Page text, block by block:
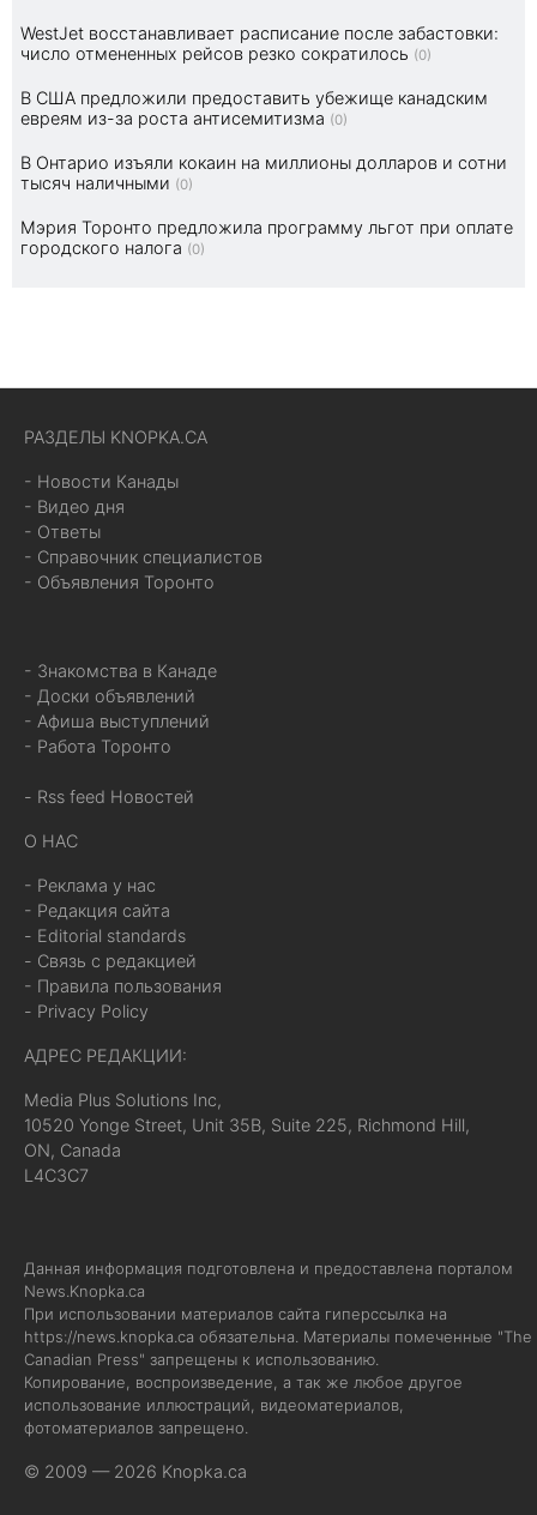
WestJet восстанавливает расписание после забастовки:
число отмененных рейсов резко сократилось (0)
В США предложили предоставить убежище канадским
евреям из-за роста антисемитизма (0)
В Онтарио изъяли кокаин на миллионы долларов и сотни
тысяч наличными (0)
Мэрия Торонто предложила программу льгот при оплате
городского налога (0)
РАЗДЕЛЫ KNOPKA.CA
- Новости Канады
- Видео дня
- Ответы
- Справочник специалистов
- Объявления Торонто
- Знакомства в Канаде
- Доски объявлений
- Афиша выступлений
- Работа Торонто
- Rss feed Новостей
О НАС
- Реклама у нас
- Редакция сайта
- Editorial standards
- Связь с редакцией
- Правила пользования
- Privacy Policy
АДРЕС РЕДАКЦИИ:
Media Plus Solutions Inc,
10520 Yonge Street, Unit 35B, Suite 225, Richmond Hill,
ON, Canada
L4C3C7
Данная информация подготовлена и предоставлена порталом
News.Knopka.ca
При использовании материалов сайта гиперссылка на
https://news.knopka.ca обязательна. Материалы помеченные "The
Canadian Press" запрещены к использованию.
Копирование, воспроизведение, а так же любое другое
использование иллюстраций, видеоматериалов,
фотоматериалов запрещено.
© 2009 — 2026 Knopka.ca